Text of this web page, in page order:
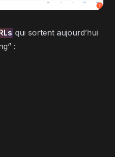
qui sortent aujourd’hui
: